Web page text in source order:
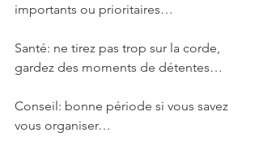
importants ou prioritaires…
Santé: ne tirez pas trop sur la corde,
gardez des moments de détentes…
Conseil: bonne période si vous savez
vous organiser…